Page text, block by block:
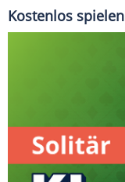
Kostenlos spielen